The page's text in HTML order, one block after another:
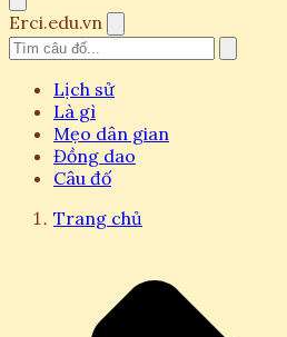
Erci.edu.vn
Lịch sử
Là gì
Mẹo dân gian
Đồng dao
Câu đố
Trang chủ